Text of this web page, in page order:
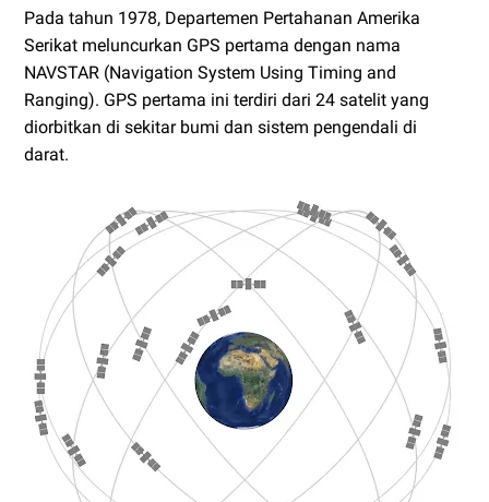
Pada tahun 1978, Departemen Pertahanan Amerika
Serikat meluncurkan GPS pertama dengan nama
NAVSTAR (Navigation System Using Timing and
Ranging). GPS pertama ini terdiri dari 24 satelit yang
diorbitkan di sekitar bumi dan sistem pengendali di
darat.